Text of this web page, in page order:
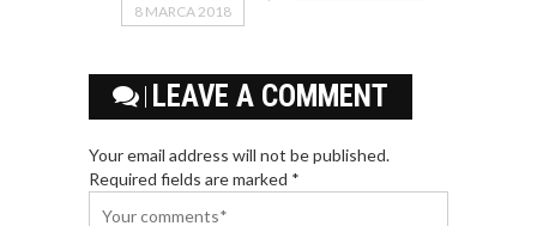
8 MARCA 2018
LEAVE A COMMENT
Your email address will not be published.
Required fields are marked *